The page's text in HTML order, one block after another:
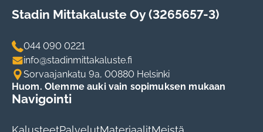
Navigointi
Stadin Mittakaluste Oy (3265657-3)
044 090 0221
info@stadinmittakaluste.fi
Sorvaajankatu 9a, 00880 Helsinki
Huom. Olemme auki vain sopimuksen mukaan